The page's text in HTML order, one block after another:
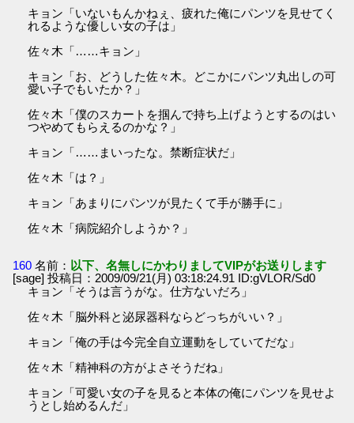
キョン「いないもんかねぇ、疲れた俺にパンツを見せてく
れるような優しい女の子は」
佐々木「……キョン」
キョン「お、どうした佐々木。どこかにパンツ丸出しの可
愛い子でもいたか？」
佐々木「僕のスカートを掴んで持ち上げようとするのはい
つやめてもらえるのかな？」
キョン「……まいったな。禁断症状だ」
佐々木「は？」
キョン「あまりにパンツが見たくて手が勝手に」
佐々木「病院紹介しようか？」
160 名前： 以下、名無しにかわりましてVIPがお送りします
[sage] 投稿日：2009/09/21(月) 03:18:24.91 ID:gVLOR/Sd0
キョン「そうは言うがな。仕方ないだろ」
佐々木「脳外科と泌尿器科ならどっちがいい？」
キョン「俺の手は今完全自立運動をしていてだな」
佐々木「精神科の方がよさそうだね」
キョン「可愛い女の子を見ると本体の俺にパンツを見せよ
うとし始めるんだ」